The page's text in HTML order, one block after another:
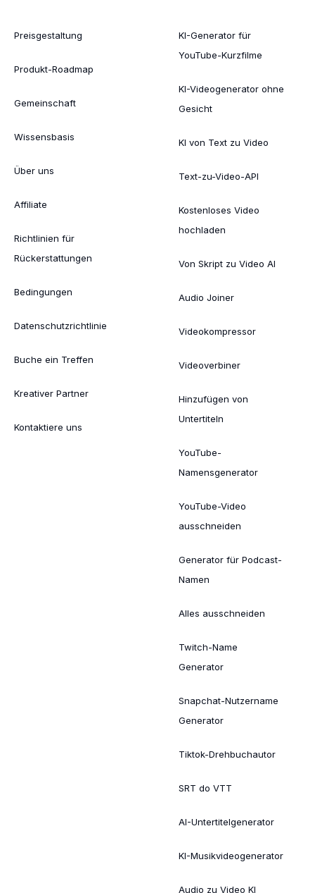
Preisgestaltung
Produkt-Roadmap
Gemeinschaft
Wissensbasis
Über uns
Affiliate
Richtlinien für
Rückerstattungen
Bedingungen
Datenschutzrichtlinie
Buche ein Treffen
Kreativer Partner
Kontaktiere uns
KI-Generator für
YouTube-Kurzfilme
KI-Videogenerator ohne
Gesicht
KI von Text zu Video
Text-zu-Video-API
Kostenloses Video
hochladen
Von Skript zu Video AI
Audio Joiner
Videokompressor
Videoverbiner
Hinzufügen von
Untertiteln
YouTube-
Namensgenerator
YouTube-Video
ausschneiden
Generator für Podcast-
Namen
Alles ausschneiden
Twitch-Name
Generator
Snapchat-Nutzername
Generator
Tiktok-Drehbuchautor
SRT do VTT
AI-Untertitelgenerator
KI-Musikvideogenerator
Audio zu Video KI